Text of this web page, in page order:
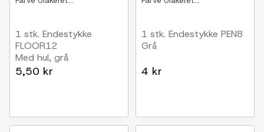
1 stk. Endestykke
FLOOR12
Med hul, grå
5,50 kr
1 stk. Endestykke PEN8
Grå
4 kr